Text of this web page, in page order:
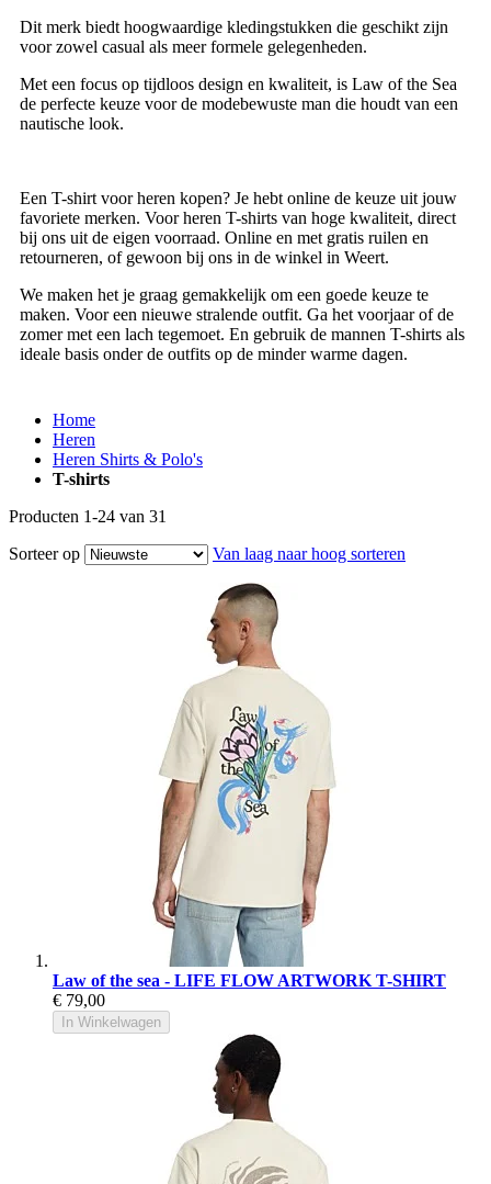
Dit merk biedt hoogwaardige kledingstukken die geschikt zijn
voor zowel casual als meer formele gelegenheden.
Met een focus op tijdloos design en kwaliteit, is Law of the Sea
de perfecte keuze voor de modebewuste man die houdt van een
nautische look.
Een T-shirt voor heren kopen? Je hebt online de keuze uit jouw
favoriete merken. Voor heren T-shirts van hoge kwaliteit, direct
bij ons uit de eigen voorraad. Online en met gratis ruilen en
retourneren, of gewoon bij ons in de winkel in Weert.
We maken het je graag gemakkelijk om een goede keuze te
maken. Voor een nieuwe stralende outfit. Ga het voorjaar of de
zomer met een lach tegemoet. En gebruik de mannen T-shirts als
ideale basis onder de outfits op de minder warme dagen.
Home
Heren
Heren Shirts & Polo's
T-shirts
Producten 1-24 van 31
Sorteer op
Van laag naar hoog sorteren
Law of the sea - LIFE FLOW ARTWORK T-SHIRT
€ 79,00
In Winkelwagen